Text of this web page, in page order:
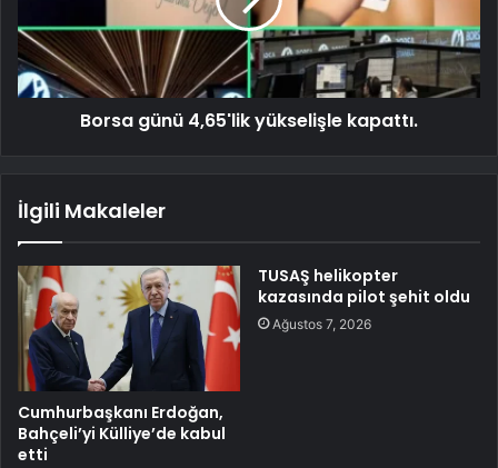
Borsa günü 4,65'lik yükselişle kapattı.
İlgili Makaleler
Cumhurbaşkanı Erdoğan,
Bahçeli’yi Külliye’de kabul
etti
TUSAŞ helikopter
kazasında pilot şehit oldu
Ağustos 7, 2026